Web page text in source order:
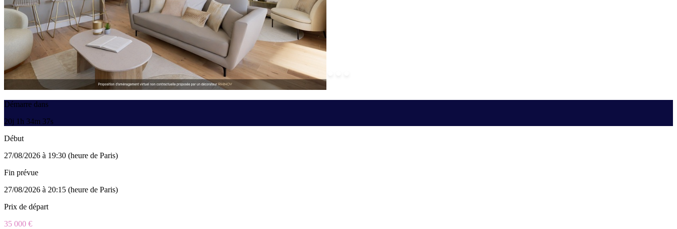
Démarre dans
20j 1h 34m 37s
Début
27/08/2026 à 19:30 (heure de Paris)
Fin prévue
27/08/2026 à 20:15 (heure de Paris)
Prix de départ
35 000 €